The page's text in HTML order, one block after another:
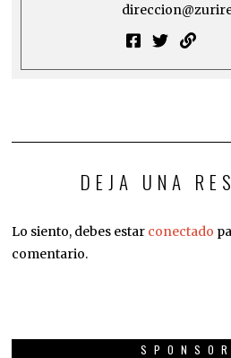
DEJA UNA
Lo siento, debes estar conectado
comentario.